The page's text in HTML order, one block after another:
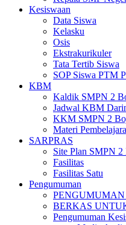
Kesiswaan
Data Siswa
Kelasku
Osis
Ekstrakurikuler
Tata Tertib Siswa
SOP Siswa PTM
KBM
Kaldik SMPN 2
Jadwal KBM
KKM SMPN 2
Materi
SARPRAS
Site Plan SMPN 2
Fasilitas
Fasilitas Satu
Pengumuman
BERKAS
Pengumuman